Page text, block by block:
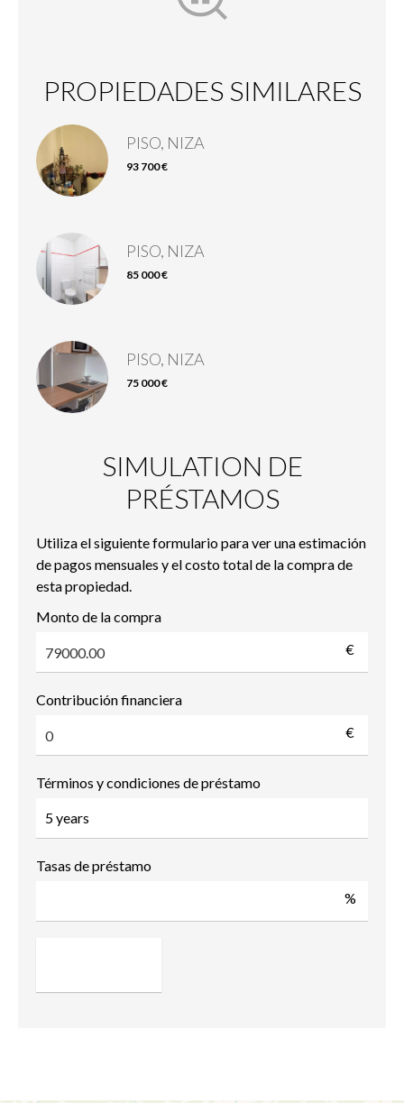
PROPIEDADES SIMILARES
PISO, NIZA
93 700 €
PISO, NIZA
85 000 €
PISO, NIZA
75 000 €
SIMULATION DE
PRÉSTAMOS
Utiliza el siguiente formulario para ver una estimación
de pagos mensuales y el costo total de la compra de
esta propiedad.
Monto de la compra
€
Contribución financiera
€
Términos y condiciones de préstamo
Tasas de préstamo
%